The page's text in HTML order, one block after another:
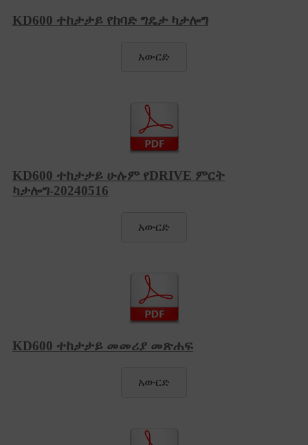
KD600 ተከታታይ የከባድ ግዴታ ካታሎግ
አውርድ
KD600 ተከታታይ ሁሉም የDRIVE ምርት
ካታሎግ-20240516
አውርድ
KD600 ተከታታይ መመሪያ መጽሐፍ
አውርድ